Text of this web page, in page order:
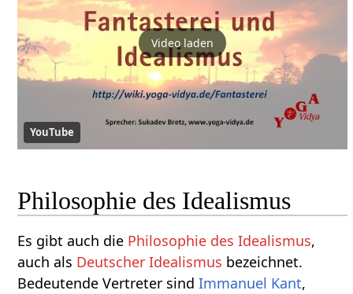
Video laden
YouTube
Philosophie des Idealismus
Es gibt auch die Philosophie des Idealismus,
auch als Deutscher Idealismus bezeichnet.
Bedeutende Vertreter sindImmanuel Kant,